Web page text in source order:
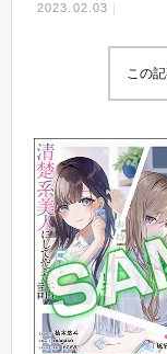
2023.02.03
この